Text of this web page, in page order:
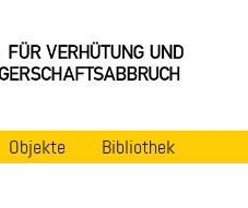
Objekte Bibliothek